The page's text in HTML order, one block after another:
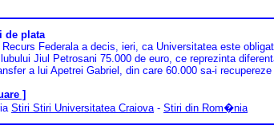
de plata
Federala a decis, ieri, ca Universitatea este
Jiul Petrosani 75.000 de euro, ce reprezinta
a lui Apetrei Gabriel, din care 60.000 sa-i
]
Stiri Stiri Universitatea Craiova - Stiri din Rom�nia